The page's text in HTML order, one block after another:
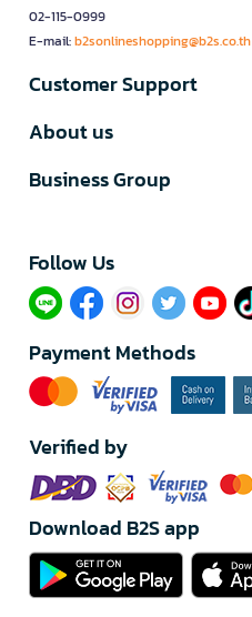
02-115-0999
E-mail:b2sonlineshopping@b2s.co.th
Customer Support
About us
Business Group
Follow Us​
Payment Methods
Verified by
Download B2S app